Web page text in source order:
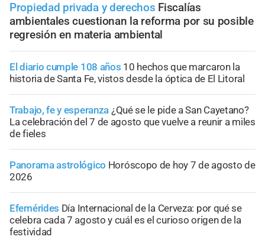
Propiedad privada y derechos Fiscalías
ambientales cuestionan la reforma por su posible
regresión en materia ambiental
El diario cumple 108 años 10 hechos que marcaron la
historia de Santa Fe, vistos desde la óptica de El Litoral
Trabajo, fe y esperanza ¿Qué se le pide a San Cayetano?
La celebración del 7 de agosto que vuelve a reunir a miles
de fieles
Panorama astrológico Horóscopo de hoy 7 de agosto de
2026
Efemérides Día Internacional de la Cerveza: por qué se
celebra cada 7 agosto y cuál es el curioso origen de la
festividad